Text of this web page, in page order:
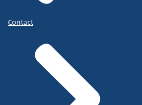
Contact